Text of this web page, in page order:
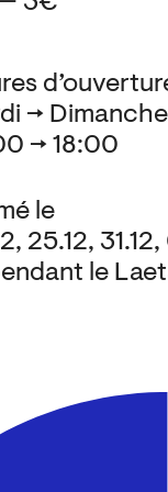
→ Dimanche
→ 18:00
le
25.12, 31.12,
le